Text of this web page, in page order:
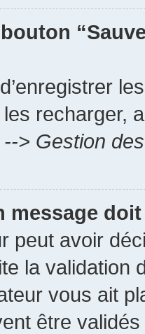
recharger,
> Gestion
message
peut avoir
la validation
vous ait
être